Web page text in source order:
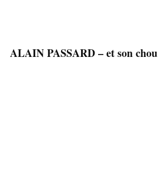
ALAIN PASSARD – et son chou